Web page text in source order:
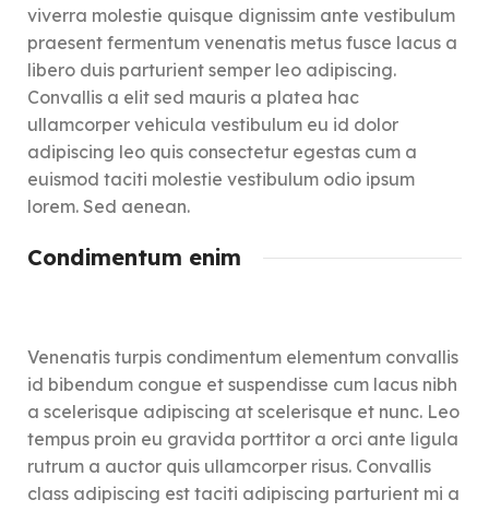
viverra molestie quisque dignissim ante vestibulum
praesent fermentum venenatis metus fusce lacus a
libero duis parturient semper leo adipiscing.
Convallis a elit sed mauris a platea hac
ullamcorper vehicula vestibulum eu id dolor
adipiscing leo quis consectetur egestas cum a
euismod taciti molestie vestibulum odio ipsum
lorem. Sed aenean.
Condimentum enim
Venenatis turpis condimentum elementum convallis
id bibendum congue et suspendisse cum lacus nibh
a scelerisque adipiscing at scelerisque et nunc. Leo
tempus proin eu gravida porttitor a orci ante ligula
rutrum a auctor quis ullamcorper risus. Convallis
class adipiscing est taciti adipiscing parturient mi a